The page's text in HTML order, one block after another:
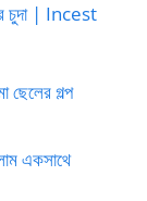
চুদা | Incest
গল্প
একসাথে